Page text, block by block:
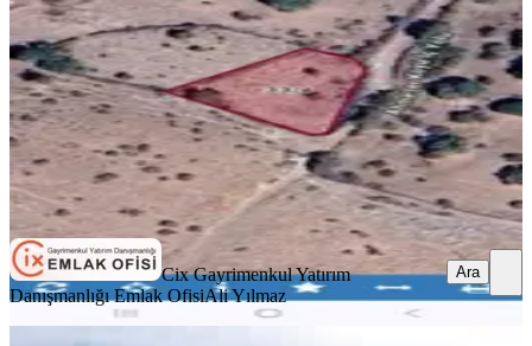
635 m²· 3.071/m²·06.04.2026
1.950.000 ₺
Cix Gayrimenkul Yatırım Danışmanlığı Emlak Ofisi Ali Yılmaz
Ara
Cix Gayrimenkul Yatırım
Danışmanlığı Emlak OfisiAli Yılmaz
Ara